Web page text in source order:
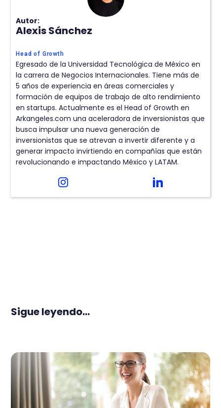
Autor:
Alexis Sánchez
Head of Growth
Egresado de la Universidad Tecnológica de México en
la carrera de Negocios Internacionales. Tiene más de
5 años de experiencia en áreas comerciales y
formación de equipos de trabajo de alto rendimiento
en startups. Actualmente es el Head of Growth en
Arkangeles.com una aceleradora de inversionistas que
busca impulsar una nueva generación de
inversionistas que se atrevan a invertir diferente y a
generar impacto invirtiendo en compañías que están
revolucionando e impactando México y LATAM.
Sigue leyendo...